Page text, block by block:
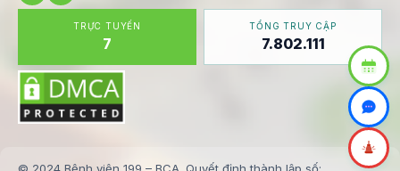
TRỰC TUYẾN
7
TỔNG TRUY CẬP
7.802.111